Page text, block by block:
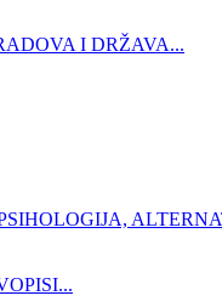
I DRŽAVA...